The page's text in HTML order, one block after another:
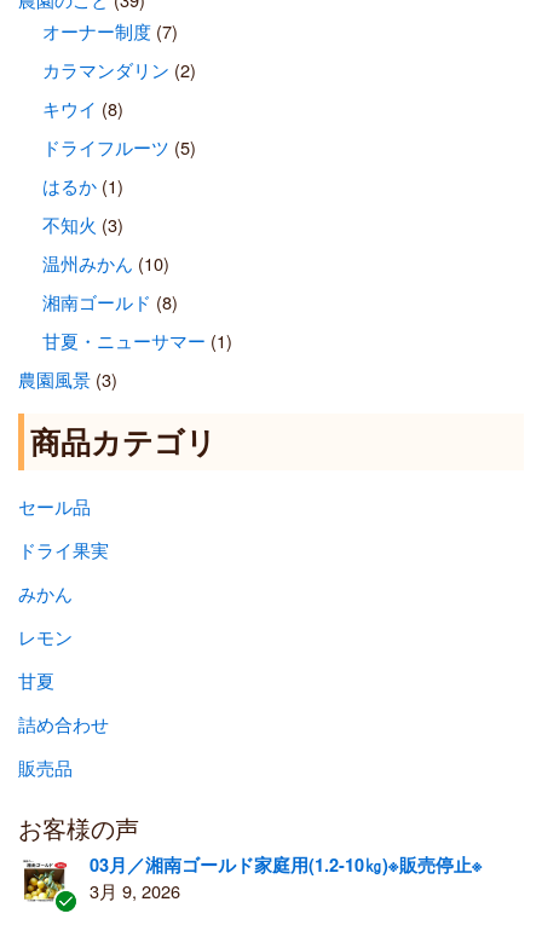
オーナー制度(7)
カラマンダリン (2)
キウイ (8)
ドライフルーツ (5)
はるか(1)
不知火 (3)
温州みかん (10)
湘南ゴールド (8)
甘夏・ニューサマー (1)
農園風景(3)
商品カテゴリ
セール品
ドライ果実
みかん
レモン
甘夏
詰め合わせ
販売品
お客様の声
03月／湘南ゴールド家庭用(1.2-10㎏)※販売停止※
3月 9, 2026